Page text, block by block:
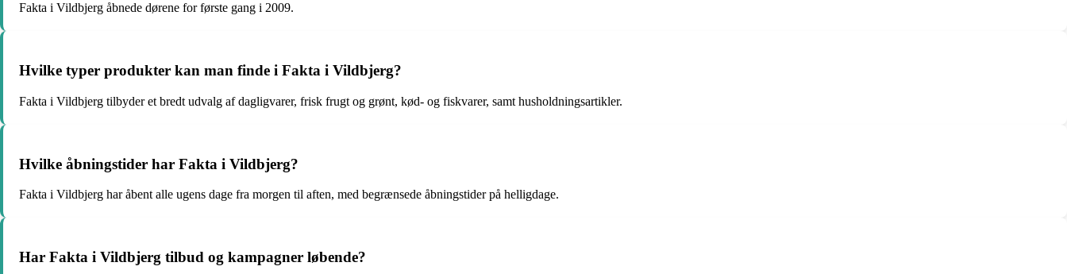
Fakta i Vildbjerg åbnede dørene for første gang i 2009.
Hvilke typer produkter kan man finde i Fakta i Vildbjerg?
Fakta i Vildbjerg tilbyder et bredt udvalg af dagligvarer, frisk frugt og grønt, kød- og fiskvarer, samt husholdningsartikler.
Hvilke åbningstider har Fakta i Vildbjerg?
Fakta i Vildbjerg har åbent alle ugens dage fra morgen til aften, med begrænsede åbningstider på helligdage.
Har Fakta i Vildbjerg tilbud og kampagner løbende?